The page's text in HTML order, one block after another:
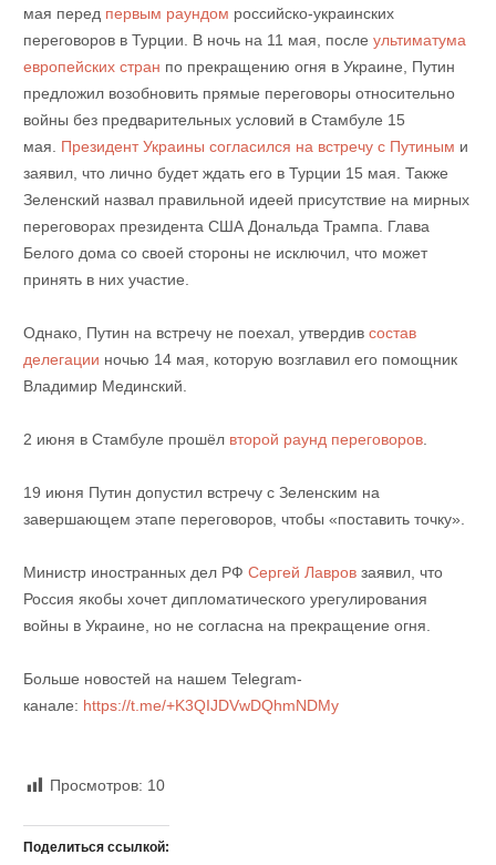
мая перед первым раундом российско-украинских
переговоров в Турции. В ночь на 11 мая, после ультиматума
европейских стран по прекращению огня в Украине, Путин
предложил возобновить прямые переговоры относительно
войны без предварительных условий в Стамбуле 15
мая. Президент Украины согласился на встречу с Путиным и
заявил, что лично будет ждать его в Турции 15 мая. Также
Зеленский назвал правильной идеей присутствие на мирных
переговорах президента США Дональда Трампа. Глава
Белого дома со своей стороны не исключил, что может
принять в них участие.
Однако, Путин на встречу не поехал, утвердивсостав
делегации ночью 14 мая, которую возглавил его помощник
Владимир Мединский.
2 июня в Стамбуле прошёл второй раунд переговоров.
19 июня Путин допустил встречу с Зеленским на
завершающем этапе переговоров, чтобы «поставить точку».
Министр иностранных дел РФ Сергей Лавровзаявил, что
Россия якобы хочет дипломатического урегулирования
войны в Украине, но не согласна на прекращение огня.
Больше новостей на нашем Telegram-
канале: https://t.me/+K3QIJDVwDQhmNDMy
Просмотров: 10
Поделиться ссылкой: